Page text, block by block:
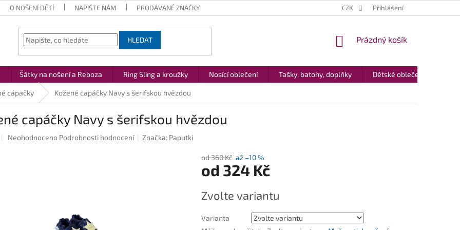
O NOŠENÍ DĚTÍ NAPIŠTE NÁM PRODÁVANÉ ZNAČKY CZK Přihlášení
HLEDAT
NÁKUPNÍ
Prázdný košík
Šátky na nošení a Reboza Ring Sling a kroužky Nosící oblečení Tašky, batohy, doplňky Dětské oblečení
cápačky Kožené capáčky Navy s šerifskou hvězdou
capáčky Navy s šerifskou hvězdou
Průměrné
Neohodnoceno Podrobnosti hodnocení Značka: Paputki
od 360 Kč až –10 %
od 324 Kč
cena:
Zvolte variantu
Varianta